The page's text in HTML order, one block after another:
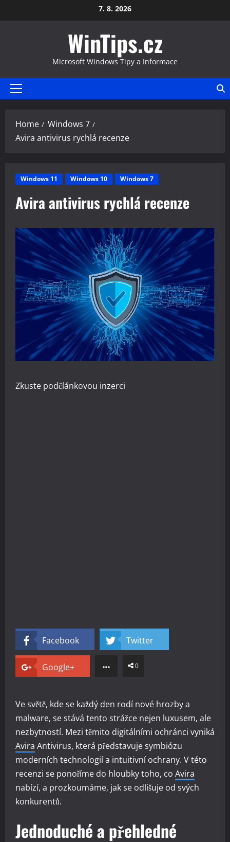
to
7. 8. 2026
WinTips.cz
Microsoft Windows Tipy a Informace
Primary
Home
Windows 7
Avira antivirus rychlá recenze
Windows 11 Windows 10 Windows 7
Avira antivirus rychlá recenze
Zkuste podčlánkovou inzerci
Facebook Twitter
Google+ 0
Ve světě, kde se každý den rodí nové hrozby a
malware, se stává tento strážce nejen luxusem, ale
nezbytností. Mezi těmito digitálními ochránci vyniká
Avira Antivirus, která představuje symbiózu
moderních technologií a intuitivní ochrany. V této
recenzi se ponoříme do hloubky toho, co Avira
nabízí, a prozkoumáme, jak se odlišuje od svých
konkurentů.
Jednoduché a přehledné